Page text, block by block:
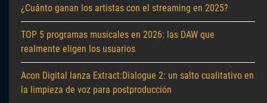
¿Cuánto ganan los artistas con el streaming en 2025?
TOP 5 programas musicales en 2026: las DAW que
realmente eligen los usuarios
Acon Digital lanza Extract:Dialogue 2: un salto cualitativo en
la limpieza de voz para postproducción